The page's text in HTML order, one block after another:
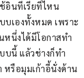
อินทีเรียที่ไหน
เองทั้งหมด เพราะ
หนึ่งได้มีโอกาสทำ
บนี้ แล้วช่างก็ทำ
หรือมุมเก้าอี้นั่งด้าน